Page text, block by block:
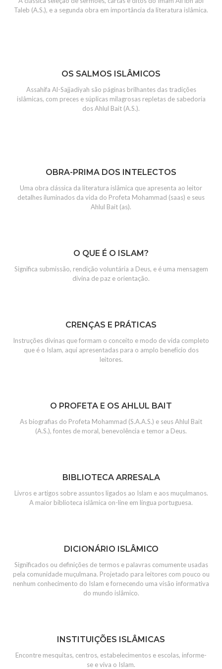
Taleb (A.S.), e a segunda obra em importância da literatura islâmica.
OS SALMOS ISLÂMICOS
Assahifa Al-Sajjadiyah são páginas brilhantes das tradições
islâmicas, com preces e súplicas milagrosas repletas de sabedoria
dos Ahlul Bait (A.S.).
OBRA-PRIMA DOS INTELECTOS
Uma obra clássica da literatura islâmica que apresenta ao leitor
detalhes iluminados da vida do Profeta Mohammad (saas) e seus
Ahlul Bait (as).
O QUE É O ISLAM?
Significa submissão, rendição voluntária a Deus, e é uma mensagem
divina de paz e orientação.
CRENÇAS E PRÁTICAS
Instruções divinas que formam o conceito e modo de vida completo
que é o Islam, aqui apresentadas para o amplo benefício dos
leitores.
O PROFETA E OS AHLUL BAIT
As biografias do Profeta Mohammad (S.A.A.S.) e seus Ahlul Bait
(A.S.), fontes de moral, benevolência e temor a Deus.
BIBLIOTECA ARRESALA
Livros e artigos sobre assuntos ligados ao Islam e aos muçulmanos.
A maior biblioteca islâmica on-line em língua portuguesa.
DICIONÁRIO ISLÂMICO
Significados ou definições de termos e palavras comumente usadas
pela comunidade muçulmana. Projetado para leitores com pouco ou
nenhum conhecimento do Islam e fornecendo uma visão informativa
do mundo islâmico.
INSTITUIÇÕES ISLÂMICAS
Encontre mesquitas, centros, estabelecimentos e escolas, informe-
se e viva o Islam.